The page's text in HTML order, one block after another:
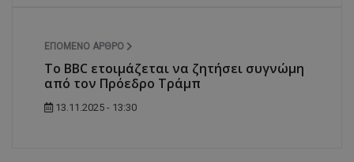
ΕΠΌΜΕΝΟ ΆΡΘΡΟ
Το BBC ετοιμάζεται να ζητήσει συγνώμη
από τον Πρόεδρο Τράμπ
13.11.2025 - 13:30